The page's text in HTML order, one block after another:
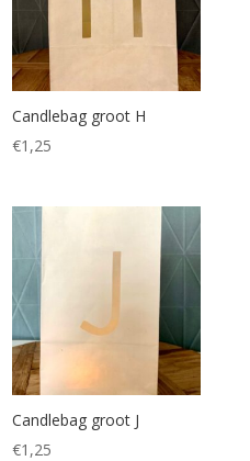
Candlebag groot H
€1,25
Candlebag groot J
€1,25